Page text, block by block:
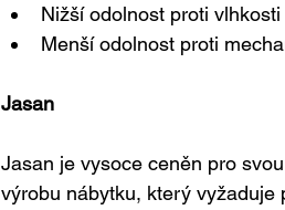
Nižší odolnost proti vlhkosti
Menší odolnost proti
Jasan
Jasan je vysoce ceněn pro
výrobu nábytku, který vyžaduje